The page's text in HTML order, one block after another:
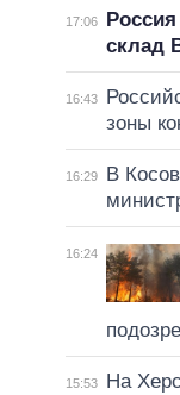
17:06
склад
16:43
зоны
16:29
В
16:24
15:53
На